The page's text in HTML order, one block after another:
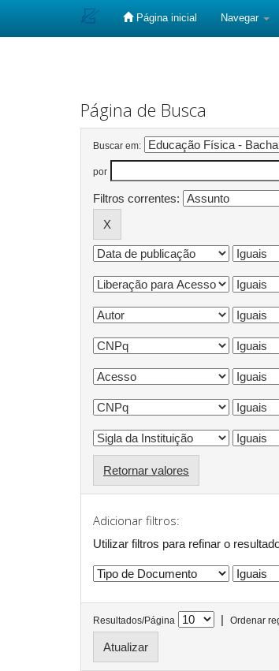
Página inicial Navegar
Página de Busca
Buscar em:
por
Filtros correntes:
Retornar valores
Adicionar filtros:
Utilizar filtros para refinar o
Resultados/Página | Ordenar